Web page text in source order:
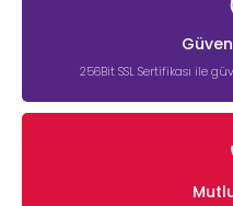
256Bit SSL Sertifikası ile